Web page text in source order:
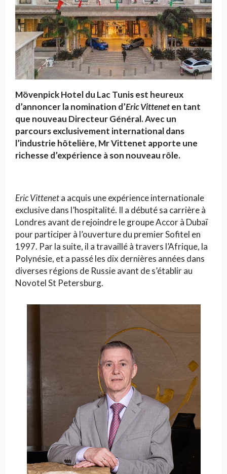
Mövenpick Hotel du Lac Tunis est heureux
d’annoncer la nomination d’Eric Vitteneten tant
que nouveau Directeur Général. Avec un
parcours exclusivement international dans
l’industrie hôtelière, Mr Vittenet apporte une
richesse d’expérience à son nouveau rôle.
Eric Vitteneta acquis une expérience internationale
exclusive dans l’hospitalité. Il a débuté sa carrière à
Londres avant de rejoindre le groupe Accor à Dubaï
pour participer à l’ouverture du premier Sofitel en
1997. Par la suite, il a travaillé à travers l’Afrique, la
Polynésie, et a passé les dix dernières années dans
diverses régions de Russie avant de s’établir au
Novotel St Petersburg.